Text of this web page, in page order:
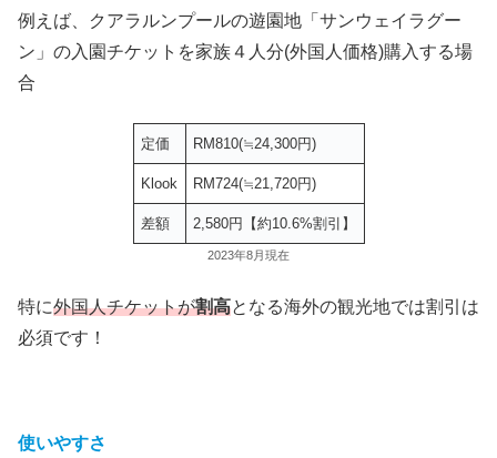
例えば、クアラルンプールの遊園地「サンウェイラグー
ン」の入園チケットを家族４人分(外国人価格)購入する場
合
定価 RM810(≒24,300円)
Klook RM724(≒21,720円)
差額 2,580円【約10.6%割引】
2023年8月現在
特に外国人チケットが割高となる海外の観光地では割引は
必須です！
使いやすさ